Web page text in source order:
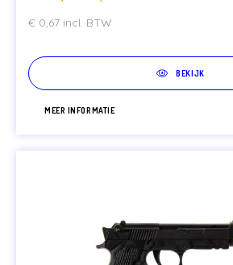
€ 0,67 incl. BTW
BEKIJK
MEER INFORMATIE